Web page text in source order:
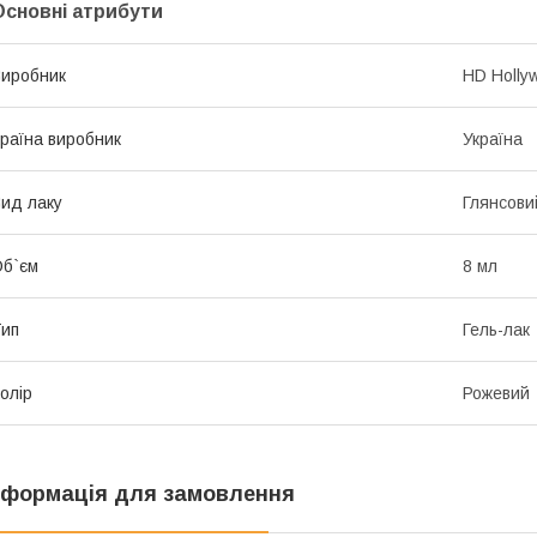
атрибути
HD
виробник Україна
лаку
8 мл
Гель-лак
Рожевий
для замовлення